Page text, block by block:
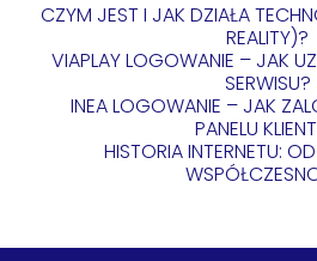
CZYM JEST I JAK DZIAŁA
REALITY)?
VIAPLAY LOGOWANIE – JAK
SERWISU?
INEA LOGOWANIE – JAK
PANELU
HISTORIA INTERNETU: